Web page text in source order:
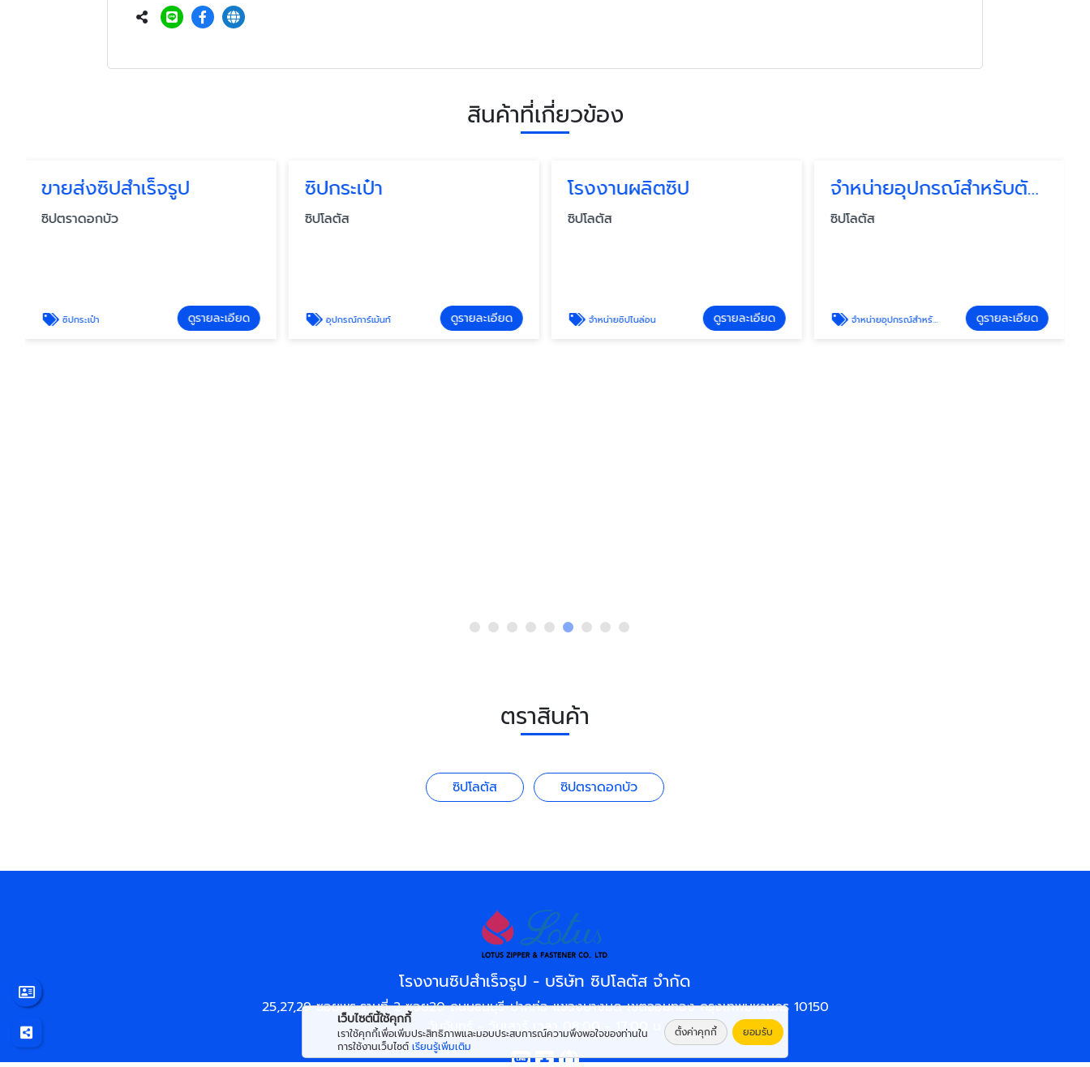
สินค้าที่เกี่ยวข้อง
ขายส่งซิปสำเร็จรูป
ซิปตราดอกบัว
ซิปกระเป๋า ดูรายละเอียด
ซิปกระเป๋า
ซิปโลตัส
อุปกรณ์การ์เม้นท์ ดูรายละเอียด
โรงงานผลิตซิป
ซิปโลตัส
จำหน่ายซิปไนล่อน ดูรายละเอียด
จำหน่ายอุปกรณ์สำหรับตัดเย็บ
ซิปโลตัส
จำหน่ายอุปกรณ์สำหรับตัดเย็บ ดูรายละเอียด
ตราสินค้า
ซิปโลตัส ซิปตราดอกบัว
โรงงานซิปสำเร็จรูป - บริษัท ซิปโลตัส จำกัด
25,27,29 ซอยพระรามที่ 2 ซอย20 ถนนธนบุรี-ปากท่อ แขวงบางมด เขตจอมทอง กรุงเทพมหานคร 10150
วันจันทร์ - วันเสาร์ เวลา 08:00 - 17:00 น.
เว็บไซต์นี้ใช้คุกกี้
เราใช้คุกกี้เพื่อเพิ่มประสิทธิภาพและมอบประสบการณ์ความพึงพอใจของท่านใน
การใช้งานเว็บไซต์ เรียนรู้เพิ่มเติม
ตั้งค่าคุกกี้ ยอมรับ